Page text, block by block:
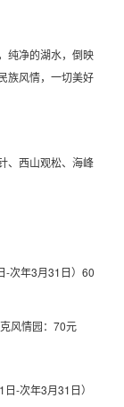
纯净的湖水，倒映
族风情，一切美好
、西山观松、海峰
-次年3月31日）60
风情园：70元
-次年3月31日）